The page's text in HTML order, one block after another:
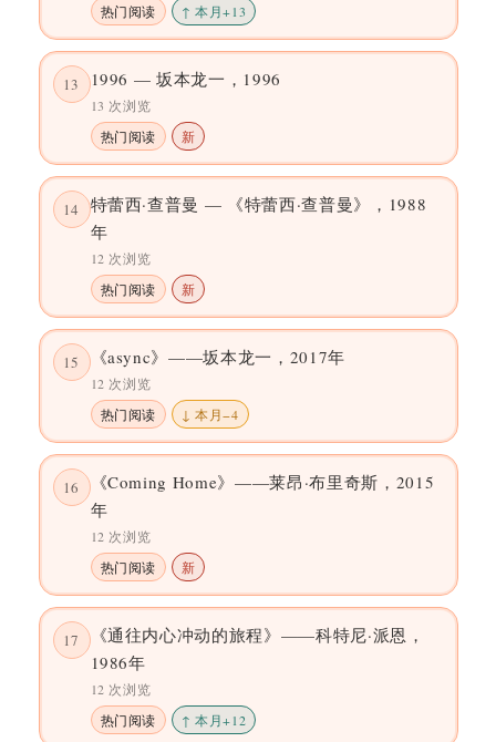
热门阅读
↑ 本月+13
13 1996 — 坂本龙一，1996
13 次浏览
热门阅读
新
14
特蕾西·查普曼 — 《特蕾西·查普曼》，1988
年
12 次浏览
热门阅读
新
15 《async》——坂本龙一，2017年
12 次浏览
热门阅读
↓ 本月−4
16
《Coming Home》——莱昂·布里奇斯，2015
年
12 次浏览
热门阅读
新
17
《通往内心冲动的旅程》——科特尼·派恩，
1986年
12 次浏览
热门阅读
↑ 本月+12